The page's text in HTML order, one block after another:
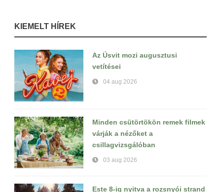
KIEMELT HÍREK
Az Úsvit mozi augusztusi
vetítései
04 aug 2026
Minden csütörtökön remek filmek
várják a nézőket a
csillagvizsgálóban
03 aug 2026
Este 8-ig nyitva a rozsnyói strand